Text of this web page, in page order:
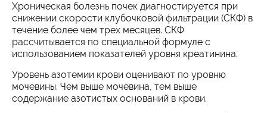
Хроническая болезнь почек диагностируется при
снижении скорости клубочковой фильтрации (СКФ) в
течение более чем трех месяцев. СКФ
рассчитывается по специальной формуле с
использованием показателей уровня креатинина.
Уровень азотемии крови оценивают по уровню
мочевины. Чем выше мочевина, тем выше
содержание азотистых оснований в крови.